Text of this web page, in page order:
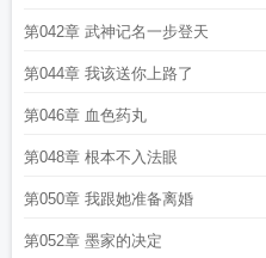
第042章 武神记名一步登天
第044章 我该送你上路了
第046章 血色药丸
第048章 根本不入法眼
第050章 我跟她准备离婚
第052章 墨家的决定